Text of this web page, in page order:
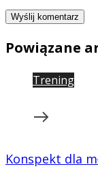
Powiązane
Trening
Konspekt dla